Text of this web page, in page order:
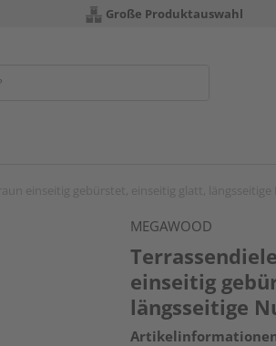
Große Produktauswahl
MEGAWOOD
einseitig
längsseitige